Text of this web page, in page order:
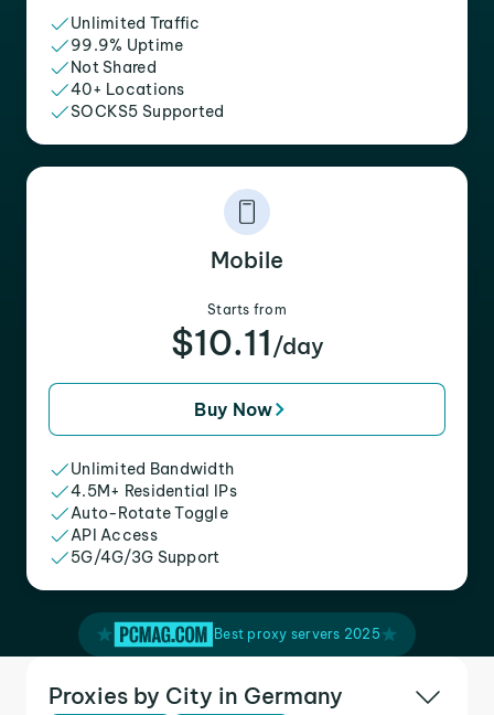
Unlimited Traffic
99.9% Uptime
Not Shared
40+ Locations
SOCKS5 Supported
Mobile
Starts from
$10.11 /day
Buy Now
Unlimited Bandwidth
4.5M+ Residential IPs
Auto-Rotate Toggle
API Access
5G/4G/3G Support
Best proxy servers 2025
Proxies by City in Germany